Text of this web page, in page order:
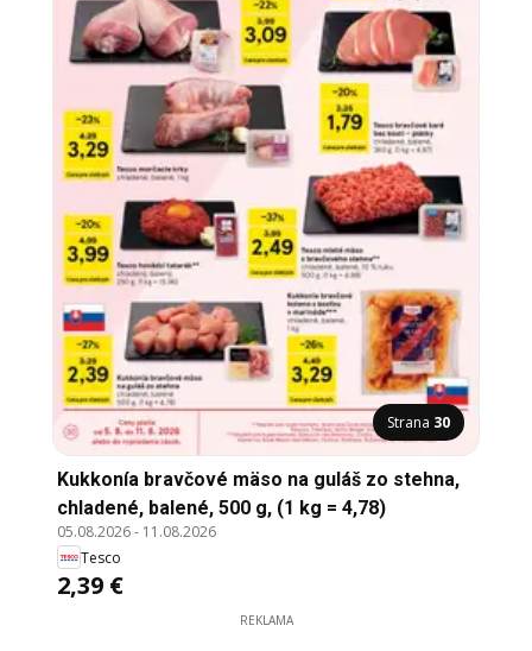
Strana 30
Kukkonía bravčové mäso na guláš zo stehna,
chladené, balené, 500 g, (1 kg = 4,78)
05.08.2026- 11.08.2026
Tesco
2,39 €
REKLAMA